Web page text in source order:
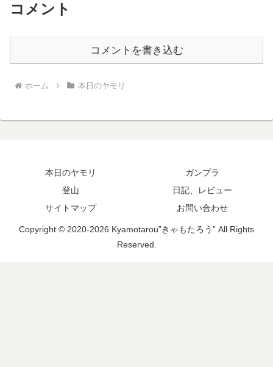
コメント
コメントを書き込む
ホーム 本日のヤモリ
本日のヤモリ
ガンプラ
登山
日記、レビュー
サイトマップ
お問い合わせ
Copyright © 2020-2026 Kyamotarou”きゃもたろう” All Rights
Reserved.